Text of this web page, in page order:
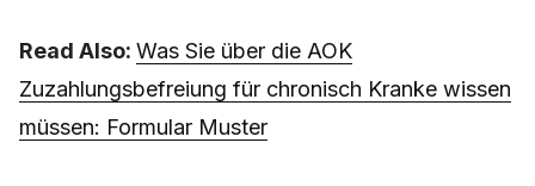
Read Also: Was Sie über die AOK
Zuzahlungsbefreiung für chronisch Kranke wissen
müssen: Formular Muster